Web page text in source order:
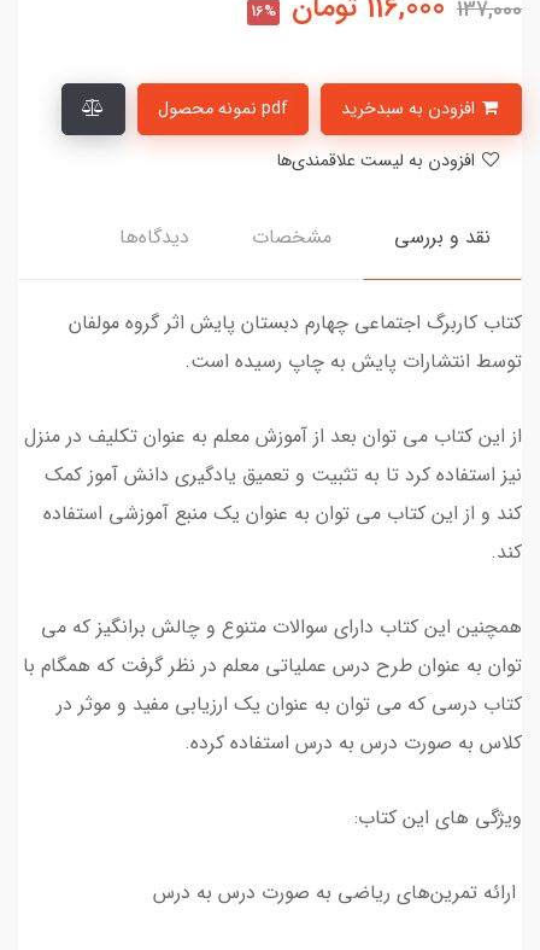
137,000
16%
pdf نمونه محصول
نقد و بررسی مشخصات دیدگاه‌ها
کتاب کاربرگ اجتماعی چهارم دبستان پایش اثر گروه مولفان
توسط انتشارات پایش به چاپ رسیده است.
از این کتاب می توان بعد از آموزش معلم به عنوان تکلیف در منزل
نیز استفاده کرد تا به تثبیت و تعمیق یادگیری دانش آموز کمک
کند و از این کتاب می توان به عنوان یک منبع آموزشی استفاده
کند.
همچنین این کتاب دارای سوالات متنوع و چالش برانگیز که می
توان به عنوان طرح درس عملیاتی معلم در نظر گرفت که همگام با
کتاب درسی که می توان به عنوان یک ارزیابی مفید و موثر در
کلاس به صورت درس به درس استفاده کرده.
ویژگی های این کتاب:
ارائه تمرین‌های ریاضی به صورت درس به درس